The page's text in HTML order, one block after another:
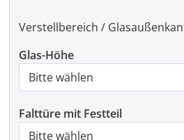
Verstellbereich /
Glas-Höhe
Falttüre mit Festteil